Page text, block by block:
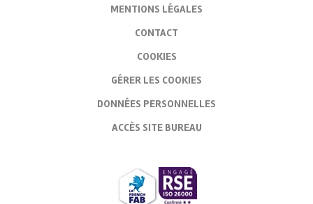
MENTIONS LÉGALES
CONTACT
COOKIES
GÉRER LES COOKIES
DONNÉES PERSONNELLES
ACCÈS SITE BUREAU